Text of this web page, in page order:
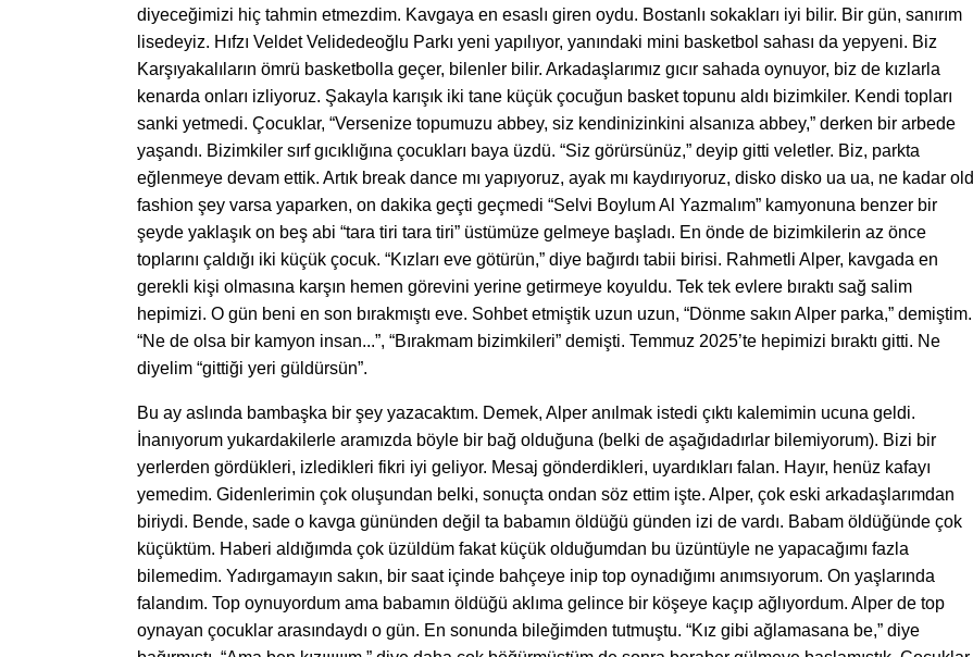
diyeceğimizi hiç tahmin etmezdim. Kavgaya en esaslı giren oydu. Bostanlı sokakları iyi bilir. Bir gün, sanırım
lisedeyiz. Hıfzı Veldet Velidedeoğlu Parkı yeni yapılıyor, yanındaki mini basketbol sahası da yepyeni. Biz
Karşıyakalıların ömrü basketbolla geçer, bilenler bilir. Arkadaşlarımız gıcır sahada oynuyor, biz de kızlarla
kenarda onları izliyoruz. Şakayla karışık iki tane küçük çocuğun basket topunu aldı bizimkiler. Kendi topları
sanki yetmedi. Çocuklar, “Versenize topumuzu abbey, siz kendinizinkini alsanıza abbey,” derken bir arbede
yaşandı. Bizimkiler sırf gıcıklığına çocukları baya üzdü. “Siz görürsünüz,” deyip gitti veletler. Biz, parkta
eğlenmeye devam ettik. Artık break dance mı yapıyoruz, ayak mı kaydırıyoruz, disko disko ua ua, ne kadar old
fashion şey varsa yaparken, on dakika geçti geçmedi “Selvi Boylum Al Yazmalım” kamyonuna benzer bir
şeyde yaklaşık on beş abi “tara tiri tara tiri” üstümüze gelmeye başladı. En önde de bizimkilerin az önce
toplarını çaldığı iki küçük çocuk. “Kızları eve götürün,” diye bağırdı tabii birisi. Rahmetli Alper, kavgada en
gerekli kişi olmasına karşın hemen görevini yerine getirmeye koyuldu. Tek tek evlere bıraktı sağ salim
hepimizi. O gün beni en son bırakmıştı eve. Sohbet etmiştik uzun uzun, “Dönme sakın Alper parka,” demiştim.
“Ne de olsa bir kamyon insan...”, “Bırakmam bizimkileri” demişti. Temmuz 2025’te hepimizi bıraktı gitti. Ne
diyelim “gittiği yeri güldürsün”.
Bu ay aslında bambaşka bir şey yazacaktım. Demek, Alper anılmak istedi çıktı kalemimin ucuna geldi.
İnanıyorum yukardakilerle aramızda böyle bir bağ olduğuna (belki de aşağıdadırlar bilemiyorum). Bizi bir
yerlerden gördükleri, izledikleri fikri iyi geliyor. Mesaj gönderdikleri, uyardıkları falan. Hayır, henüz kafayı
yemedim. Gidenlerimin çok oluşundan belki, sonuçta ondan söz ettim işte. Alper, çok eski arkadaşlarımdan
biriydi. Bende, sade o kavga gününden değil ta babamın öldüğü günden izi de vardı. Babam öldüğünde çok
küçüktüm. Haberi aldığımda çok üzüldüm fakat küçük olduğumdan bu üzüntüyle ne yapacağımı fazla
bilemedim. Yadırgamayın sakın, bir saat içinde bahçeye inip top oynadığımı anımsıyorum. On yaşlarında
falandım. Top oynuyordum ama babamın öldüğü aklıma gelince bir köşeye kaçıp ağlıyordum. Alper de top
oynayan çocuklar arasındaydı o gün. En sonunda bileğimden tutmuştu. “Kız gibi ağlamasana be,” diye